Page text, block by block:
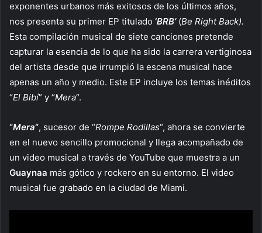
exponentes urbanos más exitosos de los últimos años,
nos presenta su primer EP titulado ‘BRB’(Be Right Back).
Esta compilación musical de siete canciones pretende
capturar la esencia de lo que ha sido la carrera vertiginosa
del artista desde que irrumpió la escena musical hace
apenas un año y medio. Este EP incluye los temas inéditos
“El Bibí” y “Mera“.
“Mera“, sucesor de “Rompe Rodillas“, ahora se convierte
en el nuevo sencillo promocional y llega acompañado de
un video musical a través de YouTube que muestra a un
Guaynaa más gótico y rockero en su entorno. El video
musical fue grabado en la ciudad de Miami.